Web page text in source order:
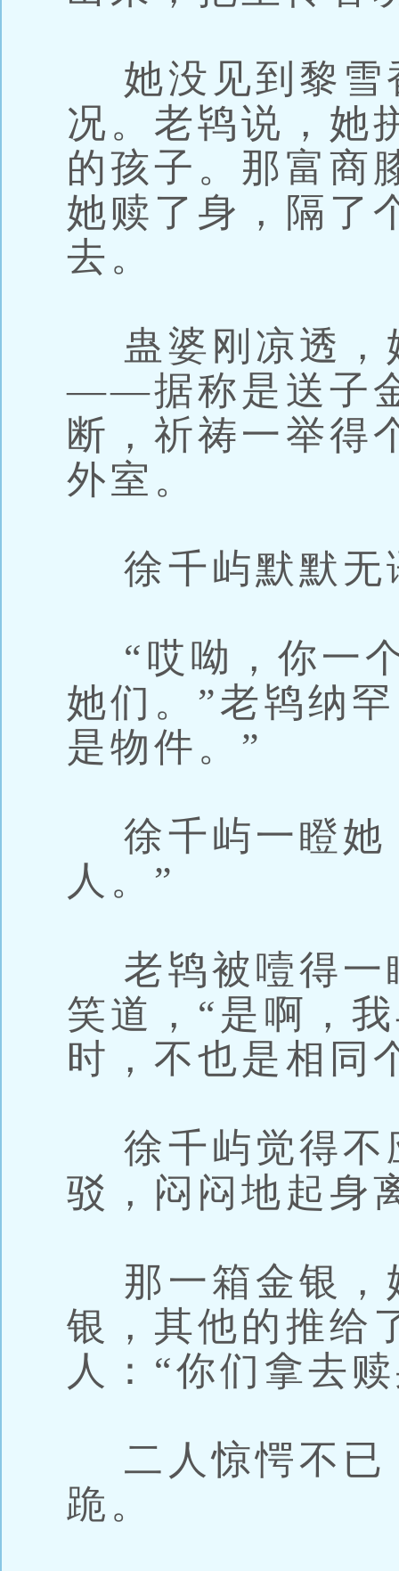
她没见到黎雪
况。老鸨说，她
的孩子。那富商
她赎了身，隔了
去。
蛊婆刚凉透，
——据称是送子
断，祈祷一举得
外室。
徐千屿默默无
“哎呦，你一
她们。”老鸨纳
是物件。”
徐千屿一瞪她
人。”
老鸨被噎得一
笑道，“是啊，
时，不也是相同
徐千屿觉得不
驳，闷闷地起身
那一箱金银，
银，其他的推给
人：“你们拿去
二人惊愕不已
跪。